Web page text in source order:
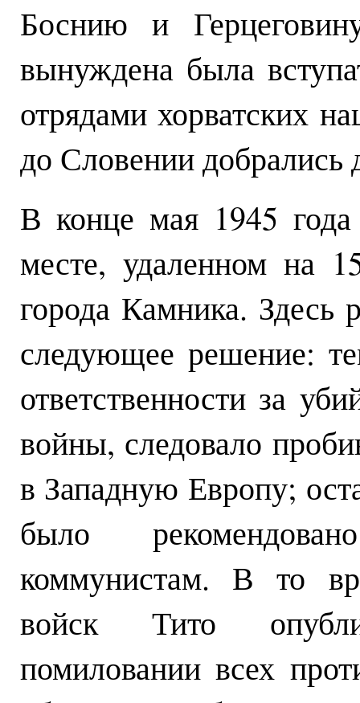
Боснию и
вынуждена была
отрядами хорватских
до Словении добрались
В конце мая 1945 года
месте, удаленном на
города Камника. Здесь
следующее решение:
ответственности за
войны, следовало
в Западную Европу;
было
коммунистам. В то
войск Тито
помиловании всех